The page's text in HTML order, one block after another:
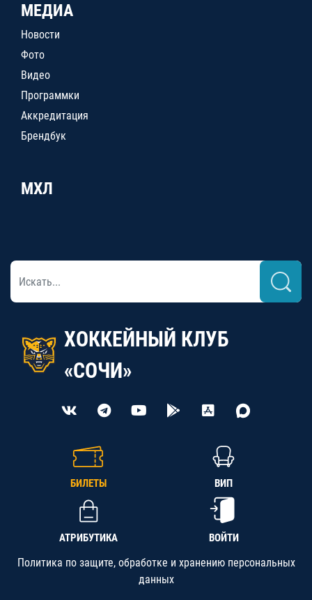
МЕДИА
Новости
Фото
Видео
Программки
Аккредитация
Брендбук
МХЛ
ХОККЕЙНЫЙ КЛУБ
«СОЧИ»
БИЛЕТЫ ВИП
АТРИБУТИКА ВОЙТИ
Политика по защите, обработке и хранению персональных
данных